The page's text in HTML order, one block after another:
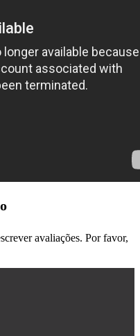
avaliações. Por favor,